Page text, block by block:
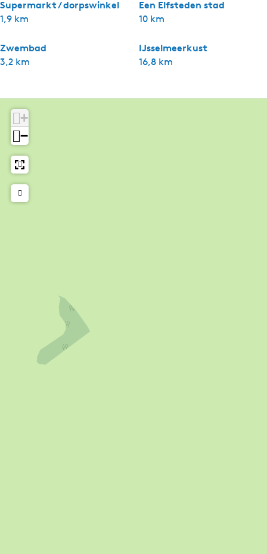
Supermarkt / dorpswinkel
1,9 km
Een Elfsteden stad
10 km
Zwembad
3,2 km
IJsselmeerkust
16,8 km
+
−